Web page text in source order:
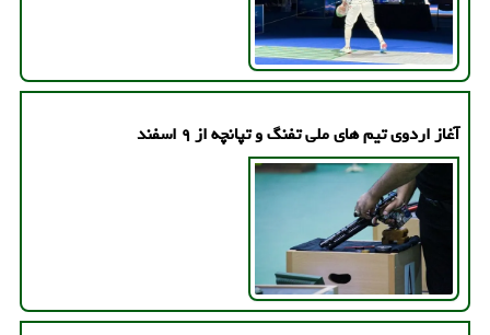
آغاز اردوی تیم های ملی تفنگ و تپانچه از ۹ اسفند